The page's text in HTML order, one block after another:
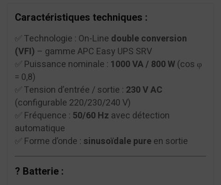
Caractéristiques techniques :
✅ Technologie : On-Line double conversion
(VFI) – gamme APC Easy UPS SRV
✅ Puissance nominale : 1000 VA / 800 W(cos φ
= 0,8)
✅ Tension d’entrée / sortie : 230 V AC
(configurable 220/230/240 V)
✅ Fréquence : 50/60 Hz avec détection
automatique
✅ Forme d’onde : sinusoïdale pureen sortie
? Batterie :